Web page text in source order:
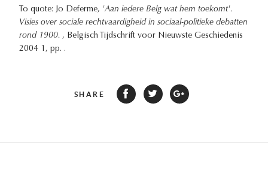
To quote: Jo Deferme, 'Aan iedere Belg wat hem toekomt'.
Visies over sociale rechtvaardigheid in sociaal-politieke debatten
rond 1900. , Belgisch Tijdschrift voor Nieuwste Geschiedenis
2004 1, pp. .
SHARE